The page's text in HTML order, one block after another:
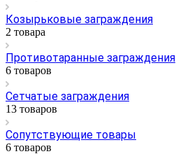
Козырьковые заграждения
2 товара
Противотаранные заграждения
6 товаров
Сетчатые заграждения
13 товаров
Сопутствующие товары
6 товаров